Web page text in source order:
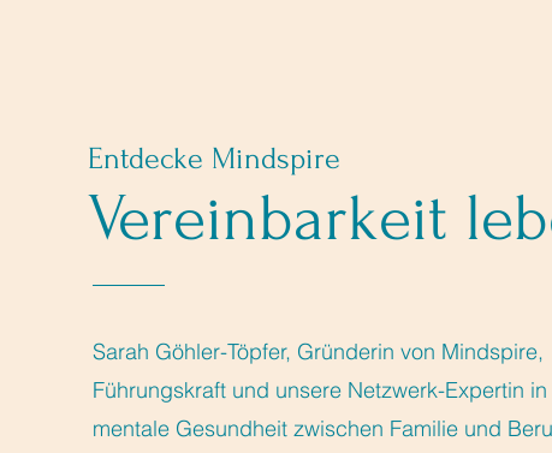
Entdecke Mindspire
Vereinbarkeit
Sarah Göhler-Töpfer, Gründerin von Mindspire,
Führungskraft und unsere Netzwerk-Expertin
mentale Gesundheit zwischen Familie und